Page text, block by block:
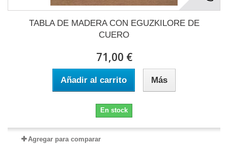
TABLA DE MADERA CON EGUZKILORE DE
CUERO
71,00 €
Añadir al carrito Más
En stock
Agregar para comparar